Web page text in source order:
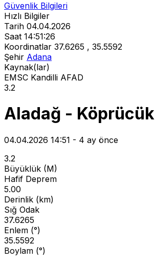
Güvenlik Bilgileri
Hızlı Bilgiler
Tarih 04.04.2026
Saat 14:51:26
Koordinatlar 37.6265 , 35.5592
Şehir Adana
Kaynak(lar)
EMSC Kandilli AFAD
3.2
Aladağ - Köprücük
04.04.2026 14:51 - 4 ay önce
3.2
Büyüklük (M)
Hafif Deprem
5.00
Derinlik (km)
Sığ Odak
37.6265
Enlem (°)
35.5592
Boylam (°)